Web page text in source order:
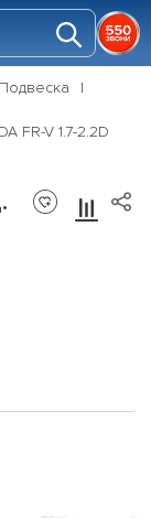
Подвеска
FR-V 1.7-2.2D